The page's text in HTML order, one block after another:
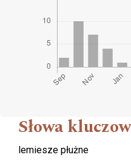
Słowa
lemiesze płużne